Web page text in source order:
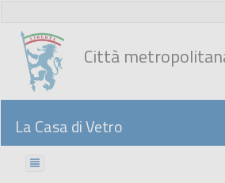
Città
La Casa di Vetro